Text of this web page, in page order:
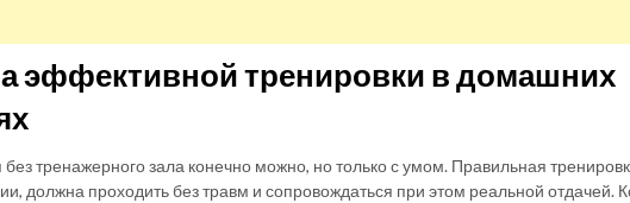
эффективной тренировки в домашних
без тренажерного зала конечно можно, но только с умом. Правильная
должна проходить без травм и сопровождаться при этом реальной отдачей.